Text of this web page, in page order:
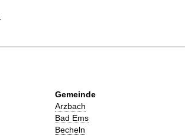
Gemeinde
Arzbach
Bad Ems
Becheln